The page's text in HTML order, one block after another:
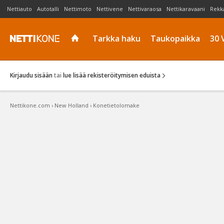
Nettiauto Autotalli Nettimoto Nettivene Nettivaraosa Nettikaravaani
Tarkka haku Taukopaikka 30
Kirjaudu sisään tai lue lisää rekisteröitymisen eduista
Nettikone.com › New Holland › Konetietolomake